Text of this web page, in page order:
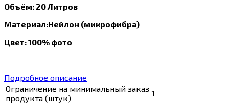
Объём: 20 Литров
Материал:Нейлон (микрофибра)
Цвет: 100% фото
Подробное описание
Ограничение на минимальный заказ
продукта (штук)
1